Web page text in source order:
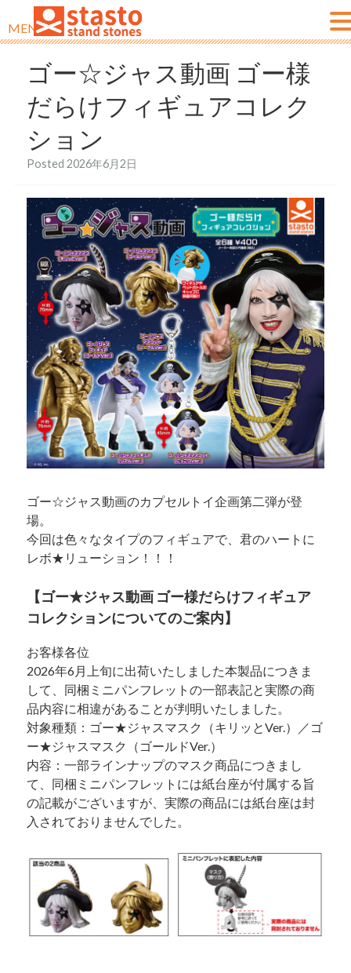
ゴー☆ジャス動画 ゴー様
だらけフィギュアコレク
ション
Posted 2026年6月2日
ゴー☆ジャス動画のカプセルトイ企画第二弾が登
場。
今回は色々なタイプのフィギュアで、君のハートに
レボ★リューション！！！
【ゴー★ジャス動画 ゴー様だらけフィギュア
コレクションについてのご案内】
お客様各位
2026年6月上旬に出荷いたしました本製品につきま
して、同梱ミニパンフレットの一部表記と実際の商
品内容に相違があることが判明いたしました。
対象種類：ゴー★ジャスマスク（キリッとVer.）／ゴ
ー★ジャスマスク（ゴールドVer.）
内容：一部ラインナップのマスク商品につきまし
て、同梱ミニパンフレットには紙台座が付属する旨
の記載がございますが、実際の商品には紙台座は封
入されておりませんでした。
MENU